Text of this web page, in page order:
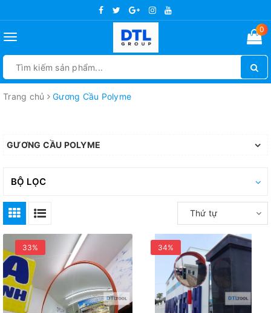
Toggle
0
Trang chủ Gương Cầu Polyme
GƯƠNG CẦU POLYME
BỘ LỌC
Thứ tự
33% 34%